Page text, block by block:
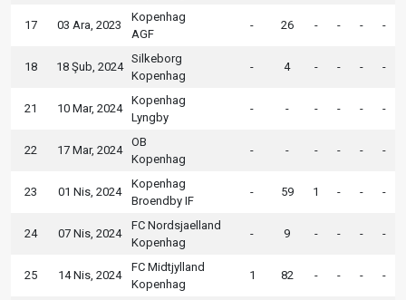
17 03 Ara, 2023
Kopenhag
AGF
- 26 - - - -
18 18 Şub, 2024
Silkeborg
Kopenhag
- 4 - - - -
21 10 Mar, 2024
Kopenhag
Lyngby
- - - - - -
22 17 Mar, 2024
OB
Kopenhag
- - - - - -
23 01 Nis, 2024
Kopenhag
Broendby IF
- 59 1 - - -
24 07 Nis, 2024
FC Nordsjaelland
Kopenhag
- 9 - - - -
25 14 Nis, 2024
FC Midtjylland
Kopenhag
1 82 - - - -